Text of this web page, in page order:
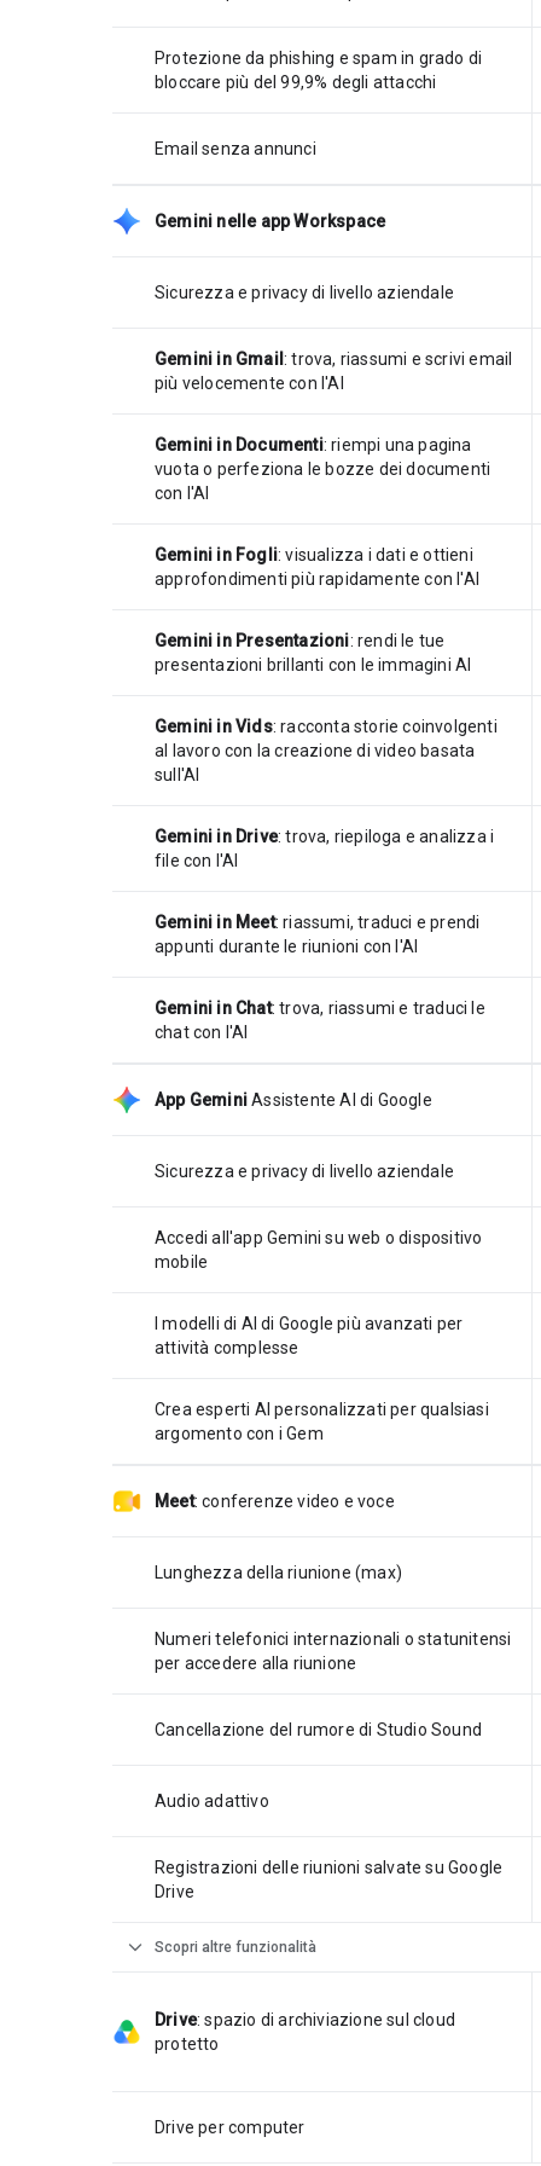
Protezione da phishing e spam in grado di
bloccare più del 99,9% degli attacchi
Email senza annunci
Gemini nelle app Workspace
Sicurezza e privacy di livello aziendale
Gemini in Gmail : trova, riassumi e scrivi email
più velocemente con l'AI
Gemini in Documenti: riempi una pagina
vuota o perfeziona le bozze dei documenti
con l'AI
Gemini in Fogli: visualizza i dati e ottieni
approfondimenti più rapidamente con l'AI
Gemini in Presentazioni: rendi le tue
presentazioni brillanti con le immagini AI
Gemini in Vids: racconta storie coinvolgenti
al lavoro con la creazione di video basata
sull'AI
Gemini in Drive: trova, riepiloga e analizza i
file con l'AI
Gemini in Meet: riassumi, traduci e prendi
appunti durante le riunioni con l'AI
Gemini in Chat: trova, riassumi e traduci le
chat con l'AI
App Gemini Assistente AI di Google
Sicurezza e privacy di livello aziendale
Accedi all'app Gemini su web o dispositivo
mobile
I modelli di AI di Google più avanzati per
attività complesse
Crea esperti AI personalizzati per qualsiasi
argomento con i Gem
Meet:conferenze video e voce
Lunghezza della riunione (max)
Numeri telefonici internazionali o statunitensi
per accedere alla riunione
Cancellazione del rumore di Studio Sound
Audio adattivo
Registrazioni delle riunioni salvate su Google
Drive
expand_more Scopri altre funzionalità
Drive:spazio di archiviazione sul cloud
protetto
Drive per computer